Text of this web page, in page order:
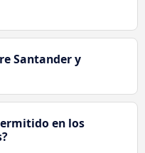
Santander y
en los